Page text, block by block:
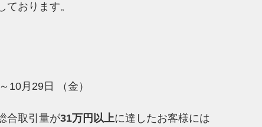
おります。
10月29日 （金）
合取引量が31万円以上に達したお客様には